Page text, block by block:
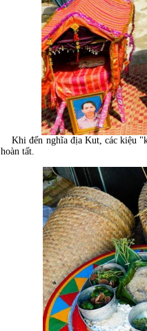
Khi đến nghĩa địa Kut, các kiệu
hoàn tất.